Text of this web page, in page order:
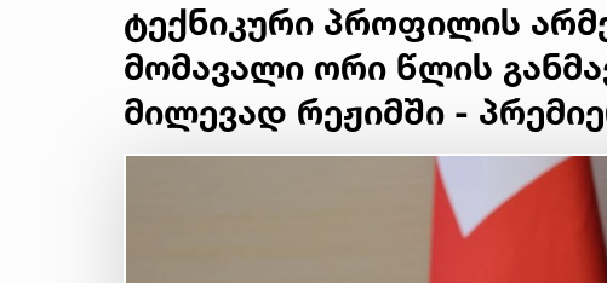
ტექნიკური პროფილის
მომავალი ორი წლის
მილევად რეჟიმში -